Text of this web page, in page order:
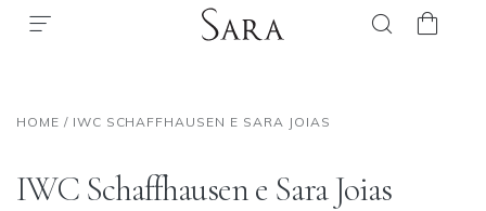
HOME / IWC SCHAFFHAUSEN E SARA JOIAS
IWC Schaffhausen e Sara Joias